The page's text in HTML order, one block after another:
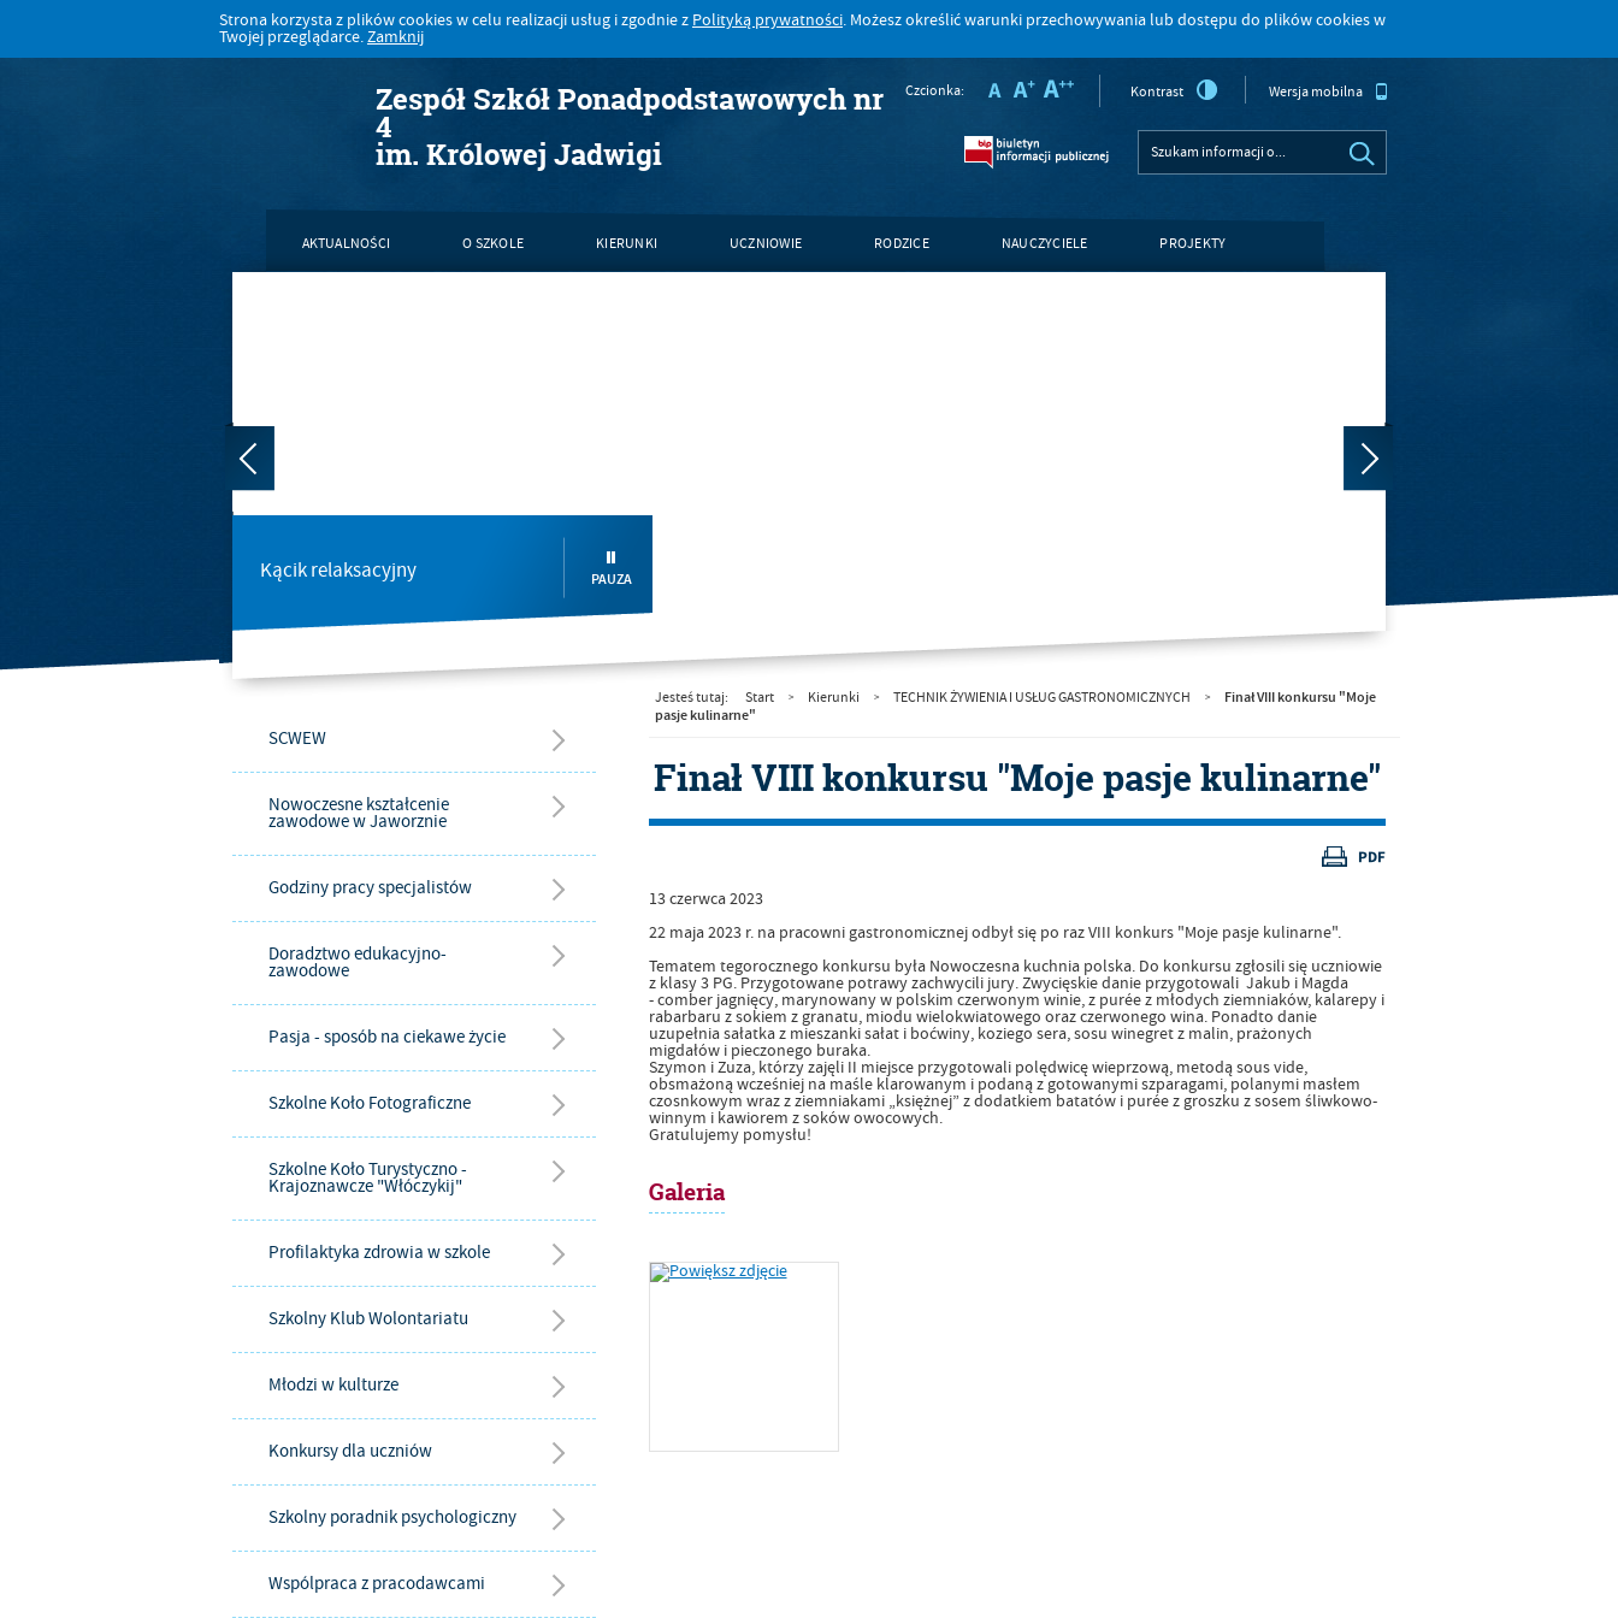
Strona korzysta z plików cookies w celu realizacji usług i zgodnie z Polityką prywatności. Możesz określić warunki przechowywania lub dostępu do plików cookies w
Twojej przeglądarce.Zamknij
Zespół Szkół Ponadpodstawowych nr
4
im. Królowej Jadwigi
Czcionka: Kontrast Wersja mobilna
AKTUALNOŚCI O SZKOLE KIERUNKI UCZNIOWIE RODZICE NAUCZYCIELE PROJEKTY
Kącik relaksacyjny PAUZA
SCWEW
Nowoczesne kształcenie
zawodowe w Jaworznie
Godziny pracy specjalistów
Doradztwo edukacyjno-
zawodowe
Pasja - sposób na ciekawe życie
Szkolne Koło Fotograficzne
Szkolne Koło Turystyczno -
Krajoznawcze "Włóczykij"
Profilaktyka zdrowia w szkole
Szkolny Klub Wolontariatu
Młodzi w kulturze
Konkursy dla uczniów
Szkolny poradnik psychologiczny
Wspólpraca z pracodawcami
Jesteś tutaj: Start > Kierunki > TECHNIK ŻYWIENIA I USŁUG GASTRONOMICZNYCH >
Finał VIII konkursu "Moje
pasje kulinarne"
Finał VIII konkursu "Moje pasje kulinarne"
13czerwca2023
22 maja 2023 r. na pracowni gastronomicznej odbył się po raz VIII konkurs "Moje pasje kulinarne".
Tematem tegorocznego konkursu była Nowoczesna kuchnia polska. Do konkursu zgłosili się uczniowie
z klasy 3 PG. Przygotowane potrawy zachwycili jury. Zwycięskie danie przygotowali Jakub i Magda
- comber jagnięcy, marynowany w polskim czerwonym winie, z purée z młodych ziemniaków, kalarepy i
rabarbaru z sokiem z granatu, miodu wielokwiatowego oraz czerwonego wina. Ponadto danie
uzupełnia sałatka z mieszanki sałat i boćwiny, koziego sera, sosu winegret z malin, prażonych
migdałów i pieczonego buraka.
Szymon i Zuza, którzy zajęli II miejsce przygotowali polędwicę wieprzową, metodą sous vide,
obsmażoną wcześniej na maśle klarowanym i podaną z gotowanymi szparagami, polanymi masłem
czosnkowym wraz z ziemniakami „księżnej” z dodatkiem batatów i purée z groszku z sosem śliwkowo-
winnym i kawiorem z soków owocowych.
Gratulujemy pomysłu!
Galeria